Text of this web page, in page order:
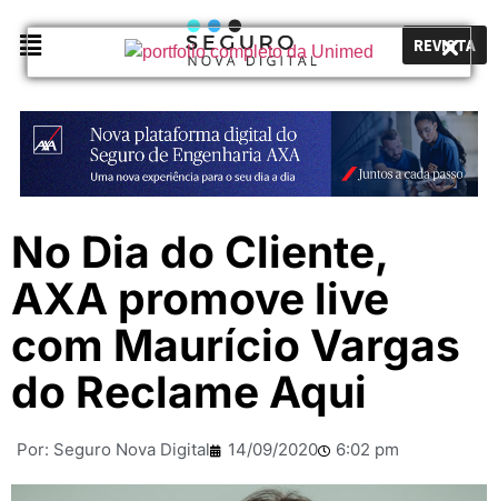
REVISTA
No Dia do Cliente,
AXA promove live
com Maurício Vargas
do Reclame Aqui
Por: Seguro Nova Digital 14/09/2020 6:02 pm